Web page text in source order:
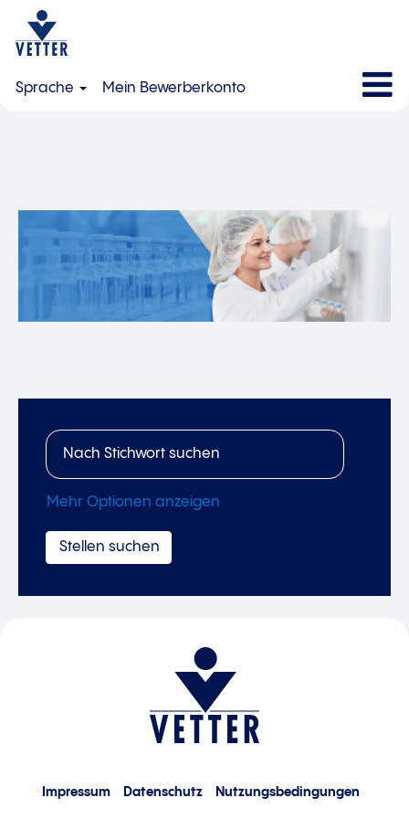
Sprache Mein Bewerberkonto
Mehr Optionen anzeigen
Impressum Datenschutz Nutzungsbedingungen